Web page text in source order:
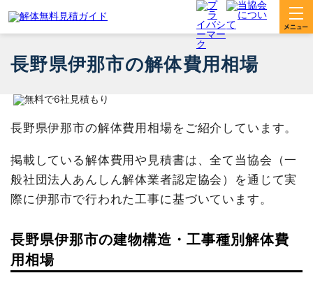
長野県伊那市の解体費用相場
長野県伊那市の解体費用相場をご紹介しています。
掲載している解体費用や見積書は、全て当協会（一
般社団法人あんしん解体業者認定協会）を通じて実
際に伊那市で行われた工事に基づいています。
長野県伊那市の建物構造・工事種別解体費
用相場